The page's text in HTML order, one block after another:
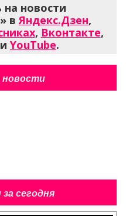
новости
вЯндекс.Дзен,
, Вконтакте,
и YouTube.
новости
сегодня